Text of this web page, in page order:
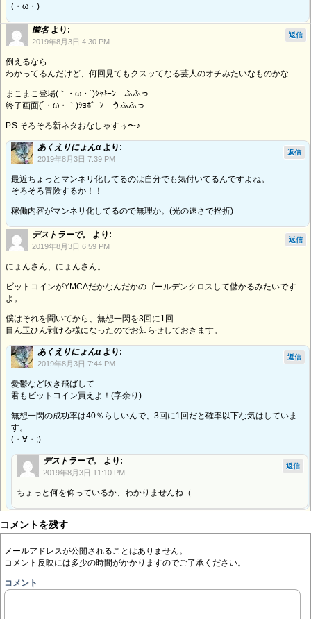
(・ω・)
匿名 より:
2019年8月3日 4:30 PM
例えるなら
わかってるんだけど、何回見てもクスッてなる芸人のオチみたいなものかな…
まこまこ登場(｀・ω・´)ｼｬｷｰﾝ…ふふっ
終了画面(´・ω・｀)ｼｮﾎﾞｰﾝ…うふふっ
P.S そろそろ新ネタおなしゃすぅ〜♪
返信
あくえりにょんα より:
2019年8月3日 7:39 PM
最近ちょっとマンネリ化してるのは自分でも気付いてるんですよね。
そろそろ冒険するか！！
稼働内容がマンネリ化してるので無理か。(光の速さで挫折)
返信
デストラーで。 より:
2019年8月3日 6:59 PM
にょんさん、にょんさん。
ビットコインがYMCAだかなんだかのゴールデンクロスして儲かるみたいです
よ。
僕はそれを聞いてから、無想一閃を3回に1回
目ん玉ひん剥ける様になったのでお知らせしておきます。
返信
あくえりにょんα より:
2019年8月3日 7:44 PM
憂鬱など吹き飛ばして
君もビットコイン買えよ！(字余り)
無想一閃の成功率は40％らしいんで、3回に1回だと確率以下な気はしていま
す。
(・∀・;)
返信
デストラーで。 より:
2019年8月3日 11:10 PM
ちょっと何を仰っているか、わかりませんね（
返信
コメントを残す
メールアドレスが公開されることはありません。
コメント反映には多少の時間がかかりますのでご了承ください。
コメント